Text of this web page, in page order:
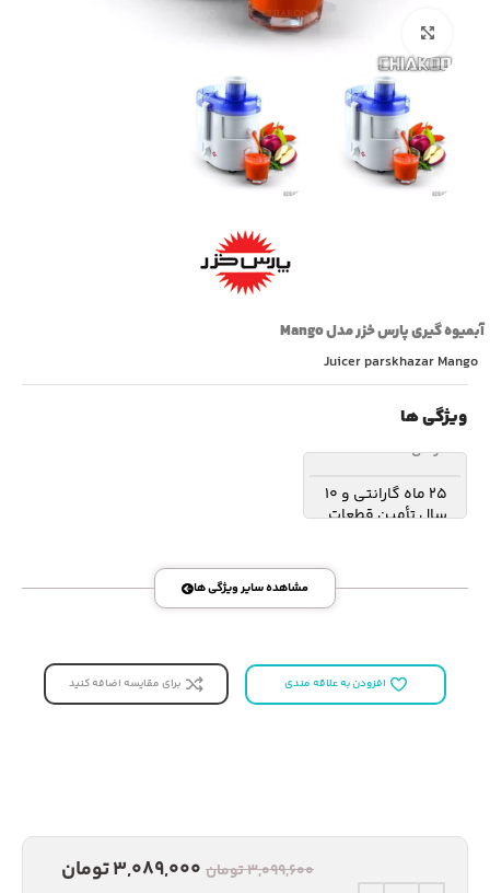
بزرگنمایی تصویر
‫آبمیوه گیری پارس خزر مدل Mango‬
Juicer parskhazar Mango‬
ویژگی ها
گارانتی
25 ماه گارانتی و 10
سال تأمین قطعات
مشاهده سایر ویژگی ها
افزودن به علاقه مندی برای مقایسه اضافه کنید
3,099,600تومان 3,089,000تومان